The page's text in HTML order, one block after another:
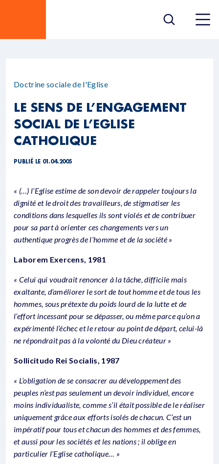
Doctrine sociale de l'Eglise
LE SENS DE L’ENGAGEMENT
SOCIAL DE L’EGLISE
CATHOLIQUE
PUBLIÉ LE 01.04.2005
« (…) l’Eglise estime de son devoir de rappeler toujours la
dignité et le droit des travailleurs, de stigmatiser les
conditions dans lesquelles ils sont violés et de contribuer
pour sa part à orienter ces changements vers un
authentique progrès de l’homme et de la société »
Laborem Exercens, 1981
« Celui qui voudrait renoncer à la tâche, difficile mais
exaltante, d’améliorer le sort de tout homme et de tous les
hommes, sous prétexte du poids lourd de la lutte et de
l’effort incessant pour se dépasser, ou même parce qu’on a
expérimenté l’échec et le retour au point de départ, celui-là
ne répondrait pas à la volonté du Dieu créateur »
Sollicitudo Rei Socialis, 1987
« L’obligation de se consacrer au développement des
peuples n’est pas seulement un devoir individuel, encore
moins individualiste, comme s’il était possible de le réaliser
uniquement grâce aux efforts isolés de chacun. C’est un
impératif pour tous et chacun des hommes et des femmes,
et aussi pour les sociétés et les nations ; il oblige en
particulier l’Eglise catholique… »